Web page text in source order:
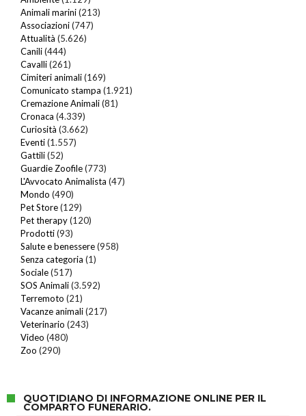
Animali marini(213)
Associazioni(747)
Attualità (5.626)
Canili(444)
Cavalli(261)
Cimiteri animali(169)
Comunicato stampa (1.921)
Cremazione Animali(81)
Cronaca (4.339)
Curiosità (3.662)
Eventi(1.557)
Gattili(52)
Guardie Zoofile(773)
L'Avvocato Animalista (47)
Mondo (490)
Pet Store(129)
Pet therapy(120)
Prodotti(93)
Salute e benessere(958)
Senza categoria (1)
Sociale(517)
SOS Animali(3.592)
Terremoto (21)
Vacanze animali(217)
Veterinario (243)
Video (480)
Zoo (290)
QUOTIDIANO DI INFORMAZIONE ONLINE PER IL
COMPARTO FUNERARIO.